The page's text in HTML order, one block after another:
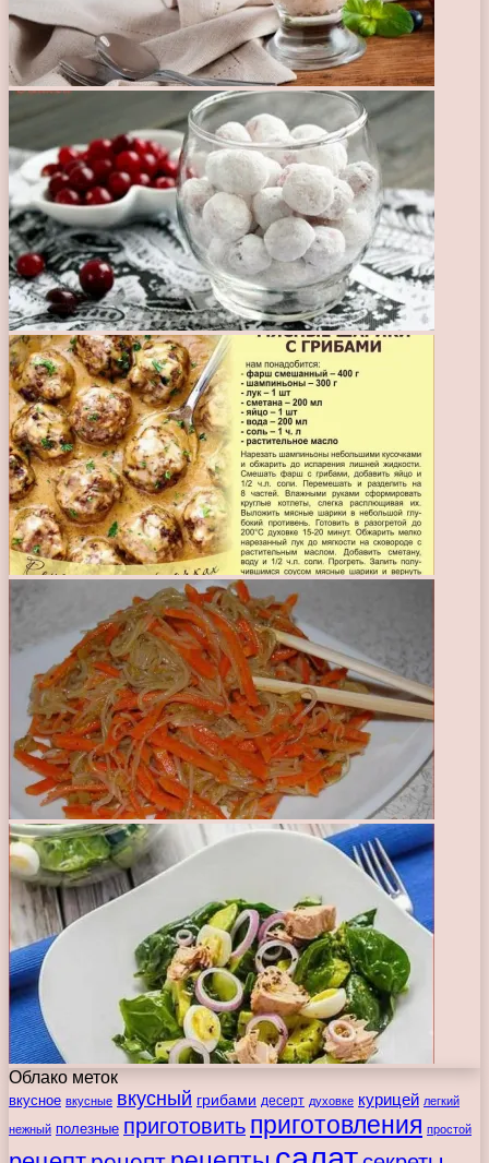
Облако меток
вкусное вкусные вкусный грибами десерт духовке курицей легкий
нежный полезные приготовить приготовления простой